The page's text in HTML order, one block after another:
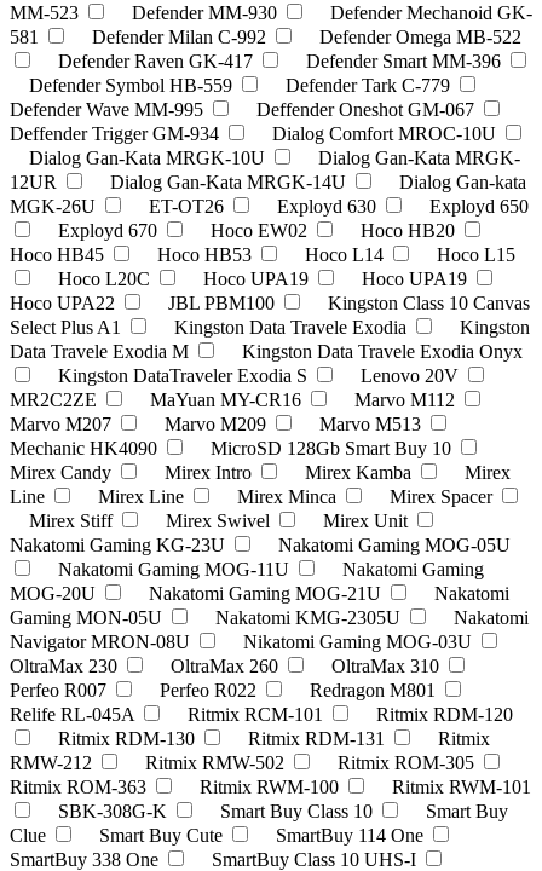
MM-523
Defender MM-930
Defender Mechanoid GK-
581
Defender Milan C-992
Defender Omega MB-522
Defender Raven GK-417
Defender Smart MM-396
Defender Symbol HB-559
Defender Tark C-779
Defender Wave MM-995
Deffender Oneshot GM-067
Deffender Trigger GM-934
Dialog Comfort MROC-10U
Dialog Gan-Kata MRGK-10U
Dialog Gan-Kata MRGK-
12UR
Dialog Gan-Kata MRGK-14U
Dialog Gan-kata
MGK-26U
ET-OT26 Exployd 630
Exployd 650
Exployd 670
Hoco EW02
Hoco HB20
Hoco HB45
Hoco HB53 Hoco L14
Hoco L15
Hoco L20C
Hoco UPA19
Hoco UPA19
Hoco UPA22
JBL PBM100
Kingston Class 10 Canvas
Select Plus A1
Kingston Data Travele Exodia
Kingston
Data Travele Exodia M
Kingston Data Travele Exodia Onyx
Kingston DataTraveler Exodia S
Lenovo 20V
MR2C2ZE
MaYuan MY-CR16
Marvo M112
Marvo M207
Marvo M209
Marvo M513
Mechanic HK4090
MicroSD 128Gb Smart Buy 10
Mirex Candy
Mirex Intro Mirex Kamba
Mirex
Line
Mirex Line Mirex Minca
Mirex Spacer
Mirex Stiff
Mirex Swivel
Mirex Unit
Nakatomi Gaming KG-23U
Nakatomi Gaming MOG-05U
Nakatomi Gaming MOG-11U
Nakatomi Gaming
MOG-20U
Nakatomi Gaming MOG-21U
Nakatomi
Gaming MON-05U
Nakatomi KMG-2305U
Nakatomi
Navigator MRON-08U
Nikatomi Gaming MOG-03U
OltraMax 230
OltraMax 260
OltraMax 310
Perfeo R007
Perfeo R022
Redragon M801
Relife RL-045A
Ritmix RCM-101
Ritmix RDM-120
Ritmix RDM-130
Ritmix RDM-131
Ritmix
RMW-212
Ritmix RMW-502
Ritmix ROM-305
Ritmix ROM-363
Ritmix RWM-100
Ritmix RWM-101
SBK-308G-K
Smart Buy Class 10
Smart Buy
Clue
Smart Buy Cute
SmartBuy 114 One
SmartBuy 338 One
SmartBuy Class 10 UHS-I